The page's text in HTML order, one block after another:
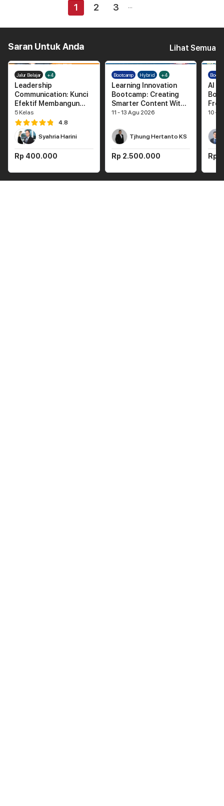
1 2 3 ...
Saran Untuk Anda Lihat Semua
Jalur Belajar +4
Leadership
Communication: Kunci
Efektif Membangun
Tim Hebat
5 Kelas
4.8
Syahria Harini
Rp 400.000
Bootcamp Hybrid +4
Learning Innovation
Bootcamp: Creating
Smarter Content With
AI
11 - 13 Agu 2026
Tjhung Hertanto KS
Rp 2.500.000
AI
10 -
Rp